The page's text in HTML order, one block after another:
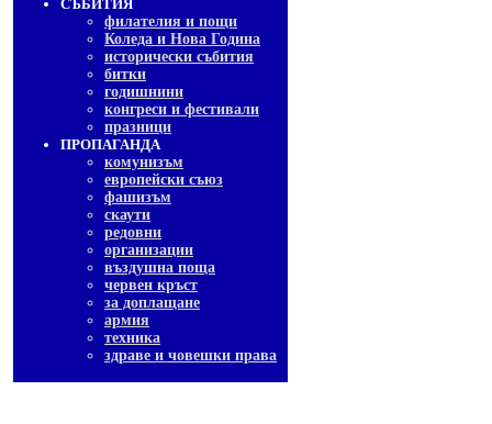
СЪБИТИЯ
филателия и пощи
Коледа и Нова Година
исторически събития
битки
годишнини
конгреси и фестивали
празници
ПРОПАГАНДА
комунизъм
европейски съюз
фашизъм
скаути
редовни
организации
въздушна поща
червен кръст
за доплащане
армия
техника
здраве и човешки права